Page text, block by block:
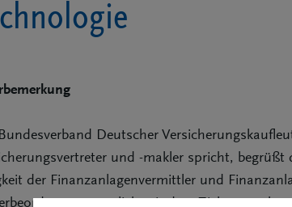
Deutscher
und -makler spricht,
der Finanzanlagenvermittler und
gesetzlich mit dem Ziel zu regeln,